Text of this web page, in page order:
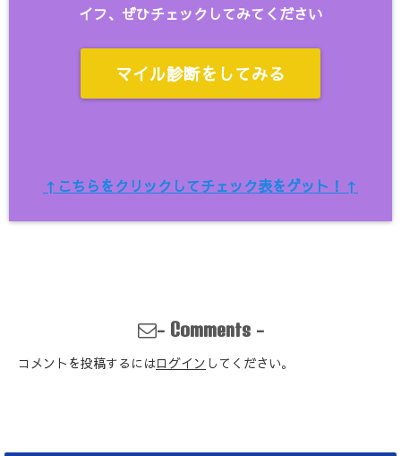
イフ、ぜひチェックしてみてください
マイル診断をしてみる
↑こちらをクリックしてチェック表をゲット！↑
- Comments-
コメントを投稿するにはログイン してください。